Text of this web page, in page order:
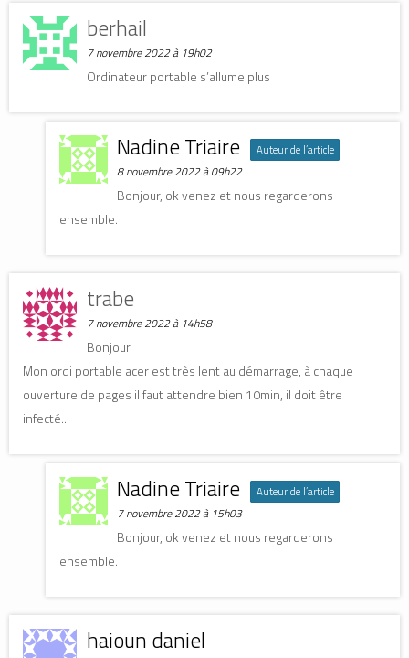
berhail
7 novembre 2022 à 19h02
Ordinateur portable s’allume plus
Nadine Triaire Auteur de l’article
8 novembre 2022 à 09h22
Bonjour, ok venez et nous regarderons
ensemble.
trabe
7 novembre 2022 à 14h58
Bonjour
Mon ordi portable acer est très lent au démarrage, à chaque
ouverture de pages il faut attendre bien 10min, il doit être
infecté..
Nadine Triaire Auteur de l’article
7 novembre 2022 à 15h03
Bonjour, ok venez et nous regarderons
ensemble.
haioun daniel